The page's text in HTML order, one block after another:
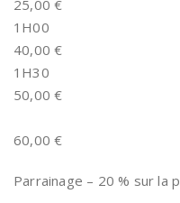
25,00 €
40,00 €
60,00 €
Parrainage – 20 % sur la